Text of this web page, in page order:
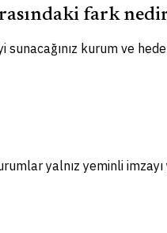
fark
kurum ve
yalnız yeminli